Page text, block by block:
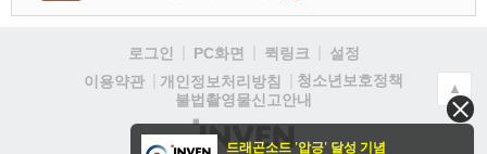
로그인 PC화면 퀵링크
설정
이용약관
개인정보처리방침
청소년보호정책
불법촬영물신고안내
(주)
인
▲
드래곤소드 '압긍' 달성 기념